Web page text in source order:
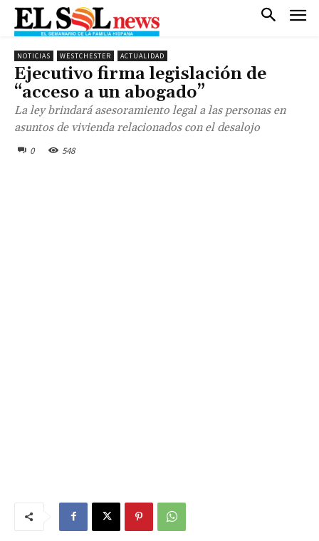
NOTICIAS WESTCHESTER ACTUALIDAD
Ejecutivo firma legislación de
“acceso a un abogado”
La ley brindará asesoramiento legal a las personas en
asuntos de vivienda relacionados con el desalojo
0 548